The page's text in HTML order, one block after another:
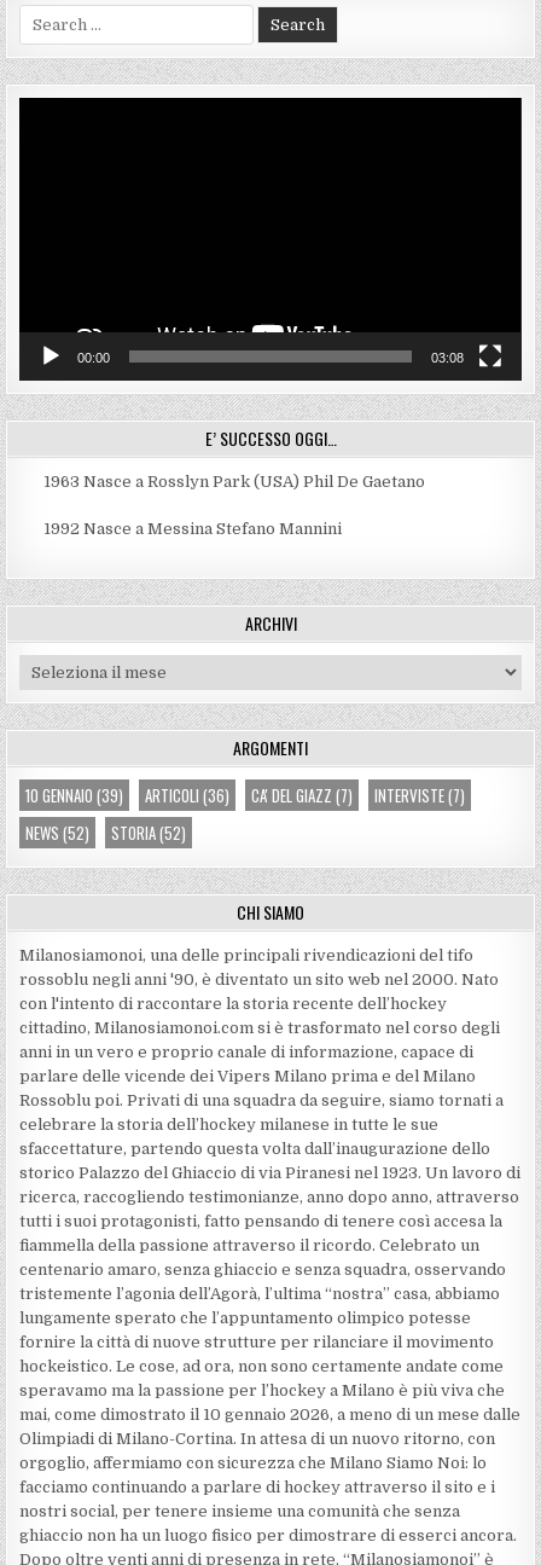
Search
for:
00:00 03:08
E’ SUCCESSO OGGI…
1963 Nasce a Rosslyn Park (USA) Phil De Gaetano
1992 Nasce a Messina Stefano Mannini
ARCHIVI
Archivi
ARGOMENTI
10 GENNAIO (39) ARTICOLI (36) CA' DEL GIAZZ (7) INTERVISTE(7)
NEWS (52) STORIA(52)
CHI SIAMO
Milanosiamonoi, una delle principali rivendicazioni del tifo
rossoblu negli anni '90, è diventato un sito web nel 2000. Nato
con l'intento di raccontare la storia recente dell’hockey
cittadino, Milanosiamonoi.com si è trasformato nel corso degli
anni in un vero e proprio canale di informazione, capace di
parlare delle vicende dei Vipers Milano prima e del Milano
Rossoblu poi. Privati di una squadra da seguire, siamo tornati a
celebrare la storia dell’hockey milanese in tutte le sue
sfaccettature, partendo questa volta dall’inaugurazione dello
storico Palazzo del Ghiaccio di via Piranesi nel 1923. Un lavoro di
ricerca, raccogliendo testimonianze, anno dopo anno, attraverso
tutti i suoi protagonisti, fatto pensando di tenere così accesa la
fiammella della passione attraverso il ricordo. Celebrato un
centenario amaro, senza ghiaccio e senza squadra, osservando
tristemente l’agonia dell’Agorà, l’ultima “nostra” casa, abbiamo
lungamente sperato che l’appuntamento olimpico potesse
fornire la città di nuove strutture per rilanciare il movimento
hockeistico. Le cose, ad ora, non sono certamente andate come
speravamo ma la passione per l’hockey a Milano è più viva che
mai, come dimostrato il 10 gennaio 2026, a meno di un mese dalle
Olimpiadi di Milano-Cortina. In attesa di un nuovo ritorno, con
orgoglio, affermiamo con sicurezza che Milano Siamo Noi: lo
facciamo continuando a parlare di hockey attraverso il sito e i
nostri social, per tenere insieme una comunità che senza
ghiaccio non ha un luogo fisico per dimostrare di esserci ancora.
Dopo oltre venti anni di presenza in rete, “Milanosiamonoi” è